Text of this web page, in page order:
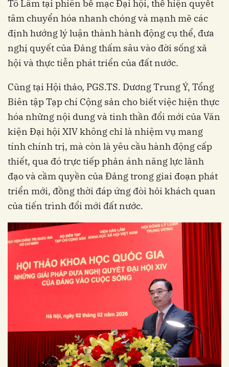
Tô Lâm tại phiên bế mạc Đại hội, thể hiện quyết
tâm chuyển hóa nhanh chóng và mạnh mẽ các
định hướng lý luận thành hành động cụ thể, đưa
nghị quyết của Đảng thấm sâu vào đời sống xã
hội và thực tiễn phát triển của đất nước.
Cũng tại Hội thảo, PGS.TS. Dương Trung Ý, Tổng
Biên tập Tạp chí Cộng sản cho biết việc hiện thực
hóa những nội dung và tinh thần đổi mới của Văn
kiện Đại hội XIV không chỉ là nhiệm vụ mang
tính chính trị, mà còn là yêu cầu hành động cấp
thiết, qua đó trực tiếp phản ánh năng lực lãnh
đạo và cầm quyền của Đảng trong giai đoạn phát
triển mới, đồng thời đáp ứng đòi hỏi khách quan
của tiến trình đổi mới đất nước.